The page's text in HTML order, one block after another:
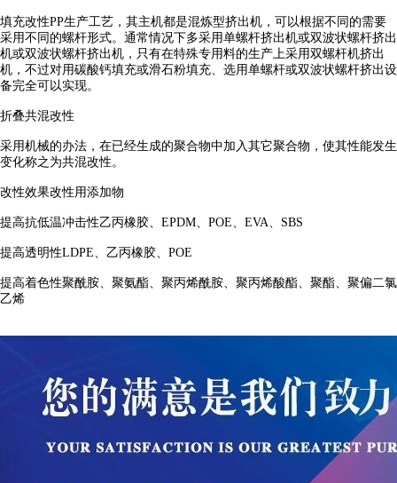
填充改性PP生产工艺，其主机都是混炼型挤出机，可以根据不同的需要
采用不同的螺杆形式。通常情况下多采用单螺杆挤出机或双波状螺杆挤出
机或双波状螺杆挤出机，只有在特殊专用料的生产上采用双螺杆机挤出
机，不过对用碳酸钙填充或滑石粉填充、选用单螺杆或双波状螺杆挤出设
备完全可以实现。
折叠共混改性
采用机械的办法，在已经生成的聚合物中加入其它聚合物，使其性能发生
变化称之为共混改性。
改性效果改性用添加物
提高抗低温冲击性乙丙橡胶、 EPDM、 POE、 EVA、 SBS
提高透明性LDPE、乙丙橡胶、 POE
提高着色性聚酰胺、聚氨酯、聚丙烯酰胺、聚丙烯酸酯、聚酯、聚偏二氯
乙烯